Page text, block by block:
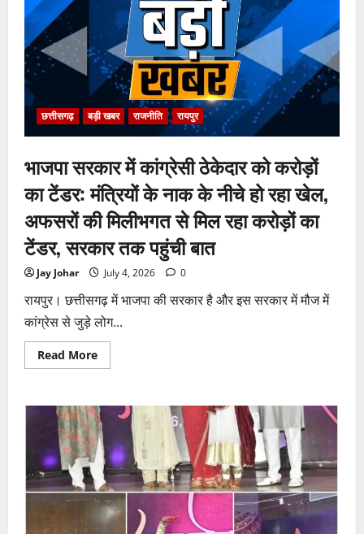
के
खिलाफ
नहीं
मिले
पर्याप्त
साक्ष्य
कोर्ट
में
हुई
क्लोजर
रिपोर्ट,
कार्डियोलॉजिस्ट
पर
आपराधिक
कार्रवाई
जारी
छत्तीसगढ़ बड़ी खबर राजनीति रायपुर
भाजपा सरकार में कांग्रेसी ठेकेदार को करोड़ों
का टेंडर: मंत्रियों के नाक के नीचे हो रहा खेल,
अफसरों की मिलीभगत से मिल रहा करोड़ों का
टेंडर, सरकार तक पहुंची बात
Jay Johar July 4, 2026 0
रायपुर। छत्तीसगढ़ में भाजपा की सरकार है और इस सरकार में मौज में
कांग्रेस से जुड़े लोग...
Read MoreRead
more
में
कांग्रेसी
ठेकेदार
को
करोड़ों
का
टेंडर:
मंत्रियों
के
नाक
के